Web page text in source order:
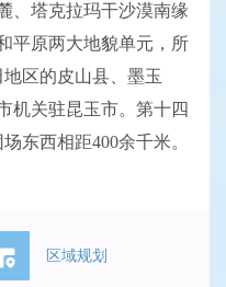
、塔克拉玛干沙漠南缘
平原两大地貌单元，所
区的皮山县、墨玉
机关驻昆玉市。第十四
东西相距400余千米。
区域规划